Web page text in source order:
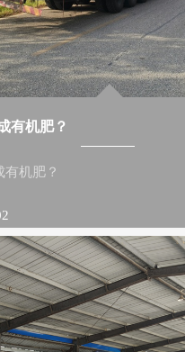
有机肥？
有机肥？